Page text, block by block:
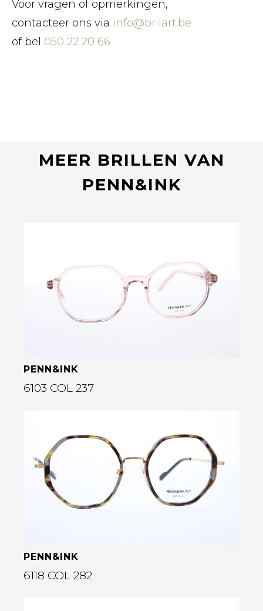
Voor vragen of opmerkingen,
contacteer ons via info@brilart.be
of bel 050 22 20 66
MEER BRILLEN VAN
PENN&INK
PENN&INK
6103 COL 237
Bekijk deze bril
PENN&INK
6118 COL 282